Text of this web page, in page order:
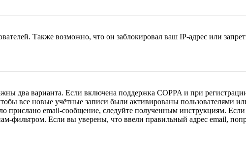
Также возможно, что он заблокировал ваш IP-адрес или
два варианта. Если включена поддержка COPPA и при
все новые учётные записи были активированы пользователями
прислано email-сообщение, следуйте полученным инструкциям.
фильтром. Если вы уверены, что ввели правильный адрес email,